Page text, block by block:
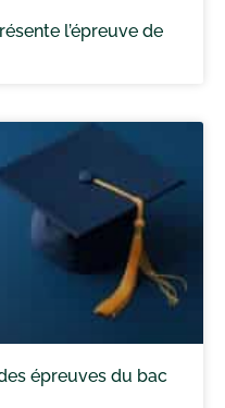
l’épreuve de
épreuves du bac